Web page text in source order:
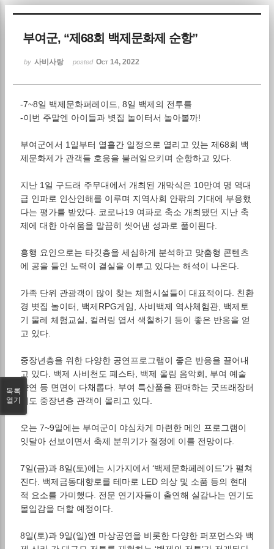
부여군, “제68회 백제문화제 순항”
by 사비사랑 posted Oct 14, 2022
-7~8일 백제문화퍼레이드, 8일 백제의 전투를
-이번 주말엔 아이들과 볏집 놀이터서 놀아볼까!
부여군에서 1일부터 열흘간 일정으로 열리고 있는 제68회 백
제문화제가 관객들 호응을 불러일으키며 순항하고 있다.
지난 1일 구드래 주무대에서 개최된 개막식은 10만여 명 역대
급 인파로 인산인해를 이루며 지역사회 안팎의 기대에 부응했
다는 평가를 받았다. 코로나19 여파로 축소 개최됐던 지난 축
제에 대한 아쉬움을 말끔히 씻어낸 성과로 풀이된다.
흥행 요인으로는 타깃층을 세심하게 분석하고 맞춤형 콘텐츠
에 공을 들인 노력이 결실을 이루고 있다는 해석이 나온다.
가족 단위 관광객이 많이 찾는 체험시설들이 대표적이다. 친환
경 볏집 놀이터, 백제RPG게임, 사비백제 역사체험관, 백제토
기 물레 체험교실, 컬러링 엽서 색칠하기 등이 좋은 반응을 얻
고 있다.
중장년층을 위한 다양한 공연프로그램이 좋은 반응을 끌어내
고 있다. 백제 사비천도 페스타, 백제 울림 음악회, 부여 예술
향연 등 면면이 다채롭다. 부여 특산품을 판매하는 굿뜨래장터
에도 중장년층 관객이 몰리고 있다.
오는 7~9일에는 부여군이 야심차게 마련한 메인 프로그램이
잇달아 선보이면서 축제 분위기가 절정에 이를 전망이다.
7일(금)과 8일(토)에는 시가지에서 ‘백제문화페레이드’가 펼쳐
진다. 백제금동대향로를 테마로 LED 의상 및 소품 등의 현대
적 요소를 가미했다. 전문 연기자들이 출연해 실감나는 연기도
몰입감을 더할 예정이다.
8일(토)과 9일(일)엔 마상공연을 비롯한 다양한 퍼포먼스와 백
목록
열기
Sketchbook5, 스케치북5
Sketchbook5, 스케치북5